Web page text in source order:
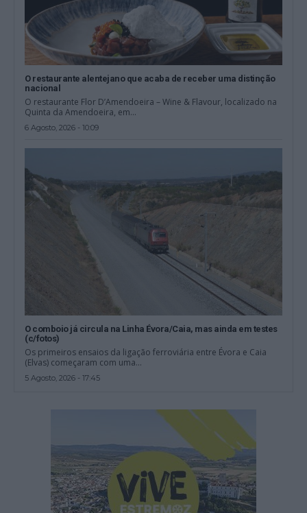
O restaurante alentejano que acaba de receber uma distinção
nacional
O restaurante Flor D’Amendoeira – Wine & Flavour, localizado na
Quinta da Amendoeira, em...
6 Agosto, 2026 - 10:09
O comboio já circula na Linha Évora/Caia, mas ainda em testes
(c/fotos)
Os primeiros ensaios da ligação ferroviária entre Évora e Caia
(Elvas) começaram com uma...
5 Agosto, 2026 - 17:45